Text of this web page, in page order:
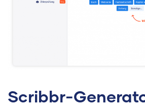
Scribbr-